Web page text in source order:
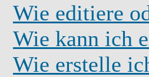
Wie editiere
Wie kann ich
Wie erstelle